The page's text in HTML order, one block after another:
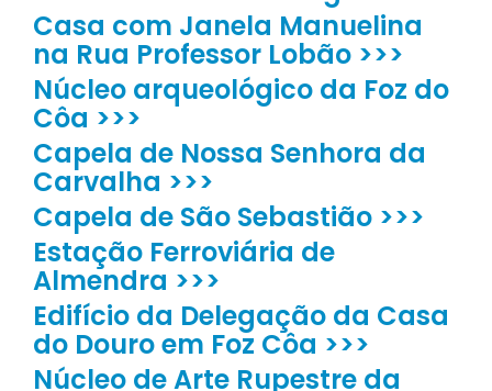
Casa com Janela Manuelina
na Rua Professor Lobão >>>
Núcleo arqueológico da Foz do
Côa >>>
Capela de Nossa Senhora da
Carvalha >>>
Capela de São Sebastião >>>
Estação Ferroviária de
Almendra >>>
Edifício da Delegação da Casa
do Douro em Foz Côa >>>
Núcleo de Arte Rupestre da